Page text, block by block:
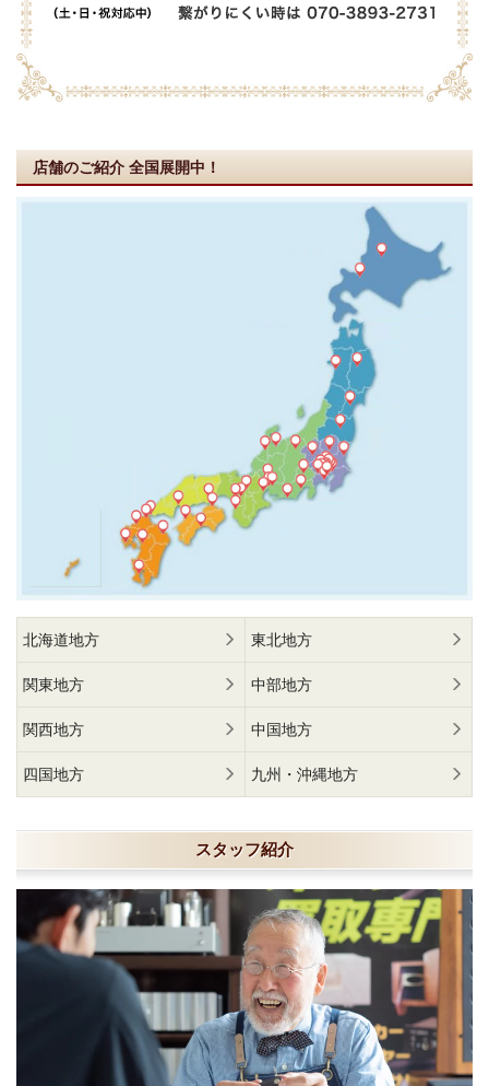
店舗のご紹介 全国展開中！
北海道地方 東北地方
関東地方 中部地方
関西地方 中国地方
四国地方 九州・沖縄地方
スタッフ紹介